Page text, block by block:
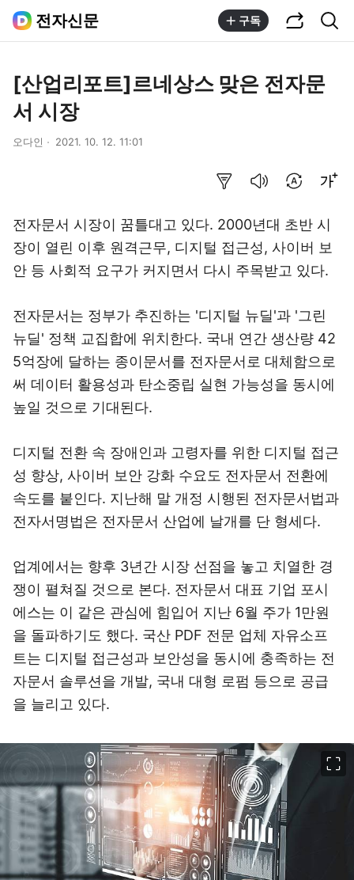
전자신문 구독
[산업리포트]르네상스 맞은 전자문
서 시장
오다인 2021. 10. 12. 11:01
전자문서 시장이 꿈틀대고 있다. 2000년대 초반 시
장이 열린 이후 원격근무, 디지털 접근성, 사이버 보
안 등 사회적 요구가 커지면서 다시 주목받고 있다.
전자문서는 정부가 추진하는 '디지털 뉴딜'과 '그린
뉴딜' 정책 교집합에 위치한다. 국내 연간 생산량 42
5억장에 달하는 종이문서를 전자문서로 대체함으로
써 데이터 활용성과 탄소중립 실현 가능성을 동시에
높일 것으로 기대된다.
디지털 전환 속 장애인과 고령자를 위한 디지털 접근
성 향상, 사이버 보안 강화 수요도 전자문서 전환에
속도를 붙인다. 지난해 말 개정 시행된 전자문서법과
전자서명법은 전자문서 산업에 날개를 단 형세다.
업계에서는 향후 3년간 시장 선점을 놓고 치열한 경
쟁이 펼쳐질 것으로 본다. 전자문서 대표 기업 포시
에스는 이 같은 관심에 힘입어 지난 6월 주가 1만원
을 돌파하기도 했다. 국산 PDF 전문 업체 자유소프
트는 디지털 접근성과 보안성을 동시에 충족하는 전
자문서 솔루션을 개발, 국내 대형 로펌 등으로 공급
을 늘리고 있다.